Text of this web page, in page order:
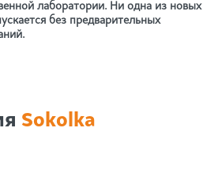
лаборатории. Ни одна из новых
без предварительных
Sokolka